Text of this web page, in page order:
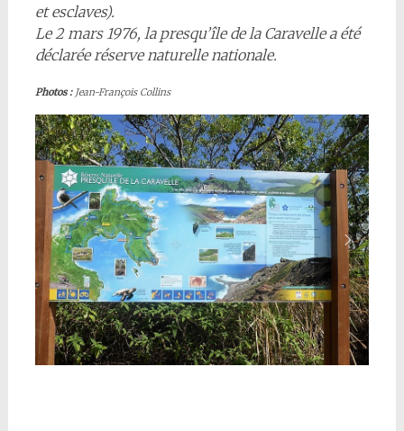
et esclaves).
Le 2 mars 1976, la presqu’île de la Caravelle a été
déclarée réserve naturelle nationale.
Photos : Jean-François Collins